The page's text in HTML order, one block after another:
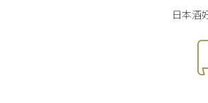
日本酒